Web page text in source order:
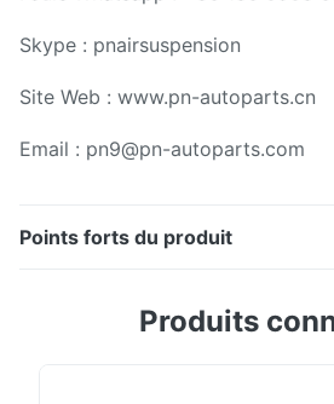
Skype : pnairsuspension
Site Web : www.pn-autoparts.cn
Email : pn9@pn-autoparts.com
Points forts du produit
Toyota Land Cruiser Prado Lexus
Produits